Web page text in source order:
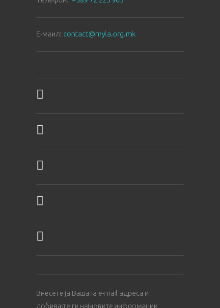
E-маил: contact@myla.org.mk
Внесете ја Вашата е-mail адреса и
добивајте ги најновите информации